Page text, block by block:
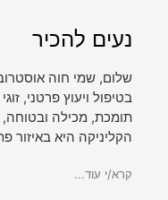
נעים להכיר
שלום, שמי חוה
בטיפול ויעוץ פרטני,
תומכת, מכילה
הקליניקה היא באיזור
קרא/י עוד...